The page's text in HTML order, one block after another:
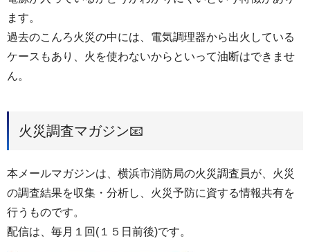
ます。
過去のこんろ火災の中には、電気調理器から出火している
ケースもあり、火を使わないからといって油断はできませ
ん。
火災調査マガジン📧
本メールマガジンは、横浜市消防局の火災調査員が、火災
の調査結果を収集・分析し、火災予防に資する情報共有を
行うものです。
配信は、毎月１回(１５日前後)です。